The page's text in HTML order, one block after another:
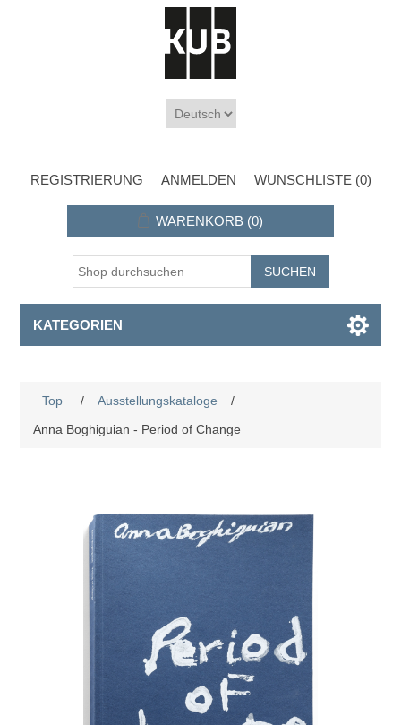
REGISTRIERUNG ANMELDEN WUNSCHLISTE (0)
WARENKORB (0)
KATEGORIEN
Top / Ausstellungskataloge
/
Anna Boghiguian - Period of Change